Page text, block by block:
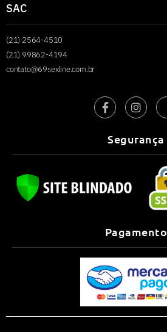
SAC
(21) 2564-4510
(21) 99862-4194
contato@69sexline.com.br
Segurança
Pagamento